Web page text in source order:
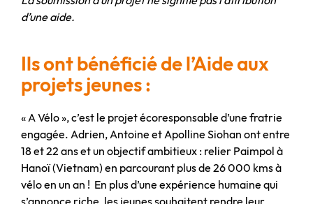
d’une aide.
Ils ont bénéficié de l’Aide aux
projets jeunes :
« A Vélo », c’est le projet écoresponsable d’une fratrie
engagée. Adrien, Antoine et Apolline Siohan ont entre
18 et 22 ans et un objectif ambitieux : relier Paimpol à
Hanoï (Vietnam) en parcourant plus de 26 000 kms à
vélo en un an ! En plus d’une expérience humaine qui